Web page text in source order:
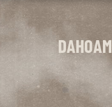
DAHOAM